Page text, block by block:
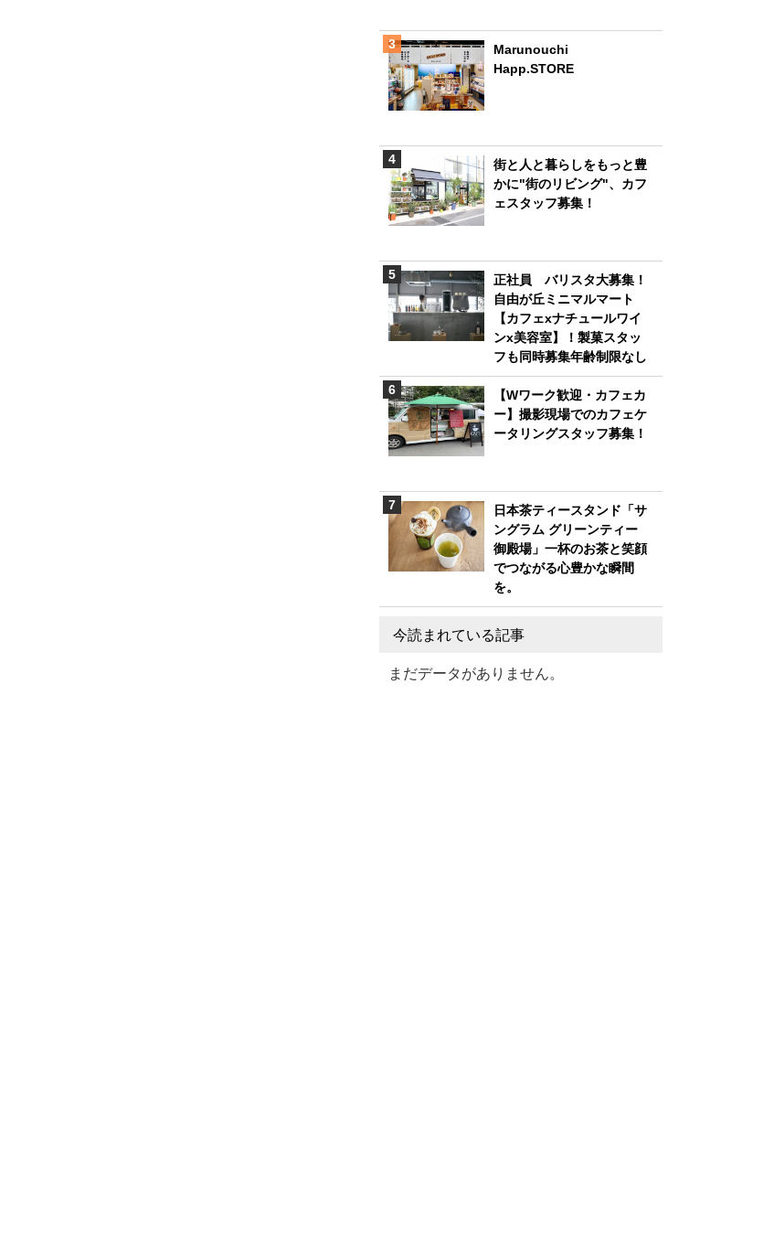
Marunouchi
Happ.STORE
街と人と暮らしをもっと豊
かに"街のリビング"、カフ
ェスタッフ募集！
正社員 バリスタ大募集！
自由が丘ミニマルマート
【カフェxナチュールワイ
ンx美容室】！製菓スタッ
フも同時募集年齢制限なし
【Wワーク歓迎・カフェカ
ー】撮影現場でのカフェケ
ータリングスタッフ募集！
日本茶ティースタンド「サ
ングラム グリーンティー
御殿場」一杯のお茶と笑顔
でつながる心豊かな瞬間
を。
今読まれている記事
まだデータがありません。